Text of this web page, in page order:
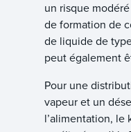
un risque
de formation de
de liquide de
peut également
Pour une
vapeur et un
l’alimentation, le